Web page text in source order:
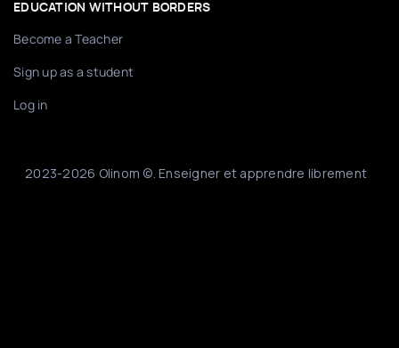
EDUCATION WITHOUT BORDERS
Become a Teacher
Sign up as a student
Log in
2023-2026 Olinom ©. Enseigner et apprendre librement